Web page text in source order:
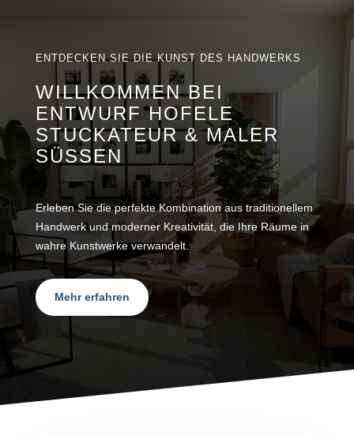
ENTDECKEN SIE DIE KUNST DES HANDWERKS
WILLKOMMEN BEI
ENTWURF HOFELE
STUCKATEUR & MALER
SÜSSEN
Erleben Sie die perfekte Kombination aus traditionellem
Handwerk und moderner Kreativität, die Ihre Räume in
wahre Kunstwerke verwandelt.
Mehr erfahren